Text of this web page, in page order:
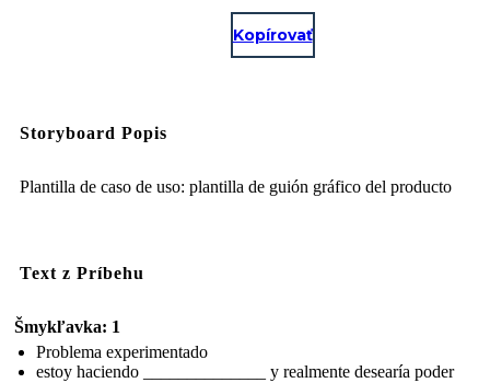
Kopírovať
Storyboard Popis
Plantilla de caso de uso: plantilla de guión gráfico del producto
Text z Príbehu
Šmykľavka: 1
Problema experimentado
estoy haciendo ______________ y realmente desearía poder